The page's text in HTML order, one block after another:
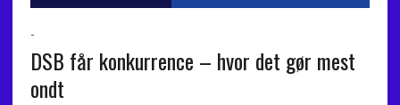
-
DSB får konkurrence – hvor det gør mest
ondt